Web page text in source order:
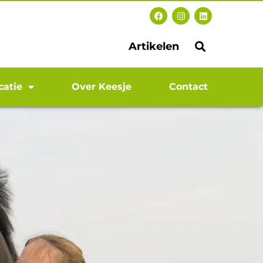
Artikelen
Over Keesje Contact